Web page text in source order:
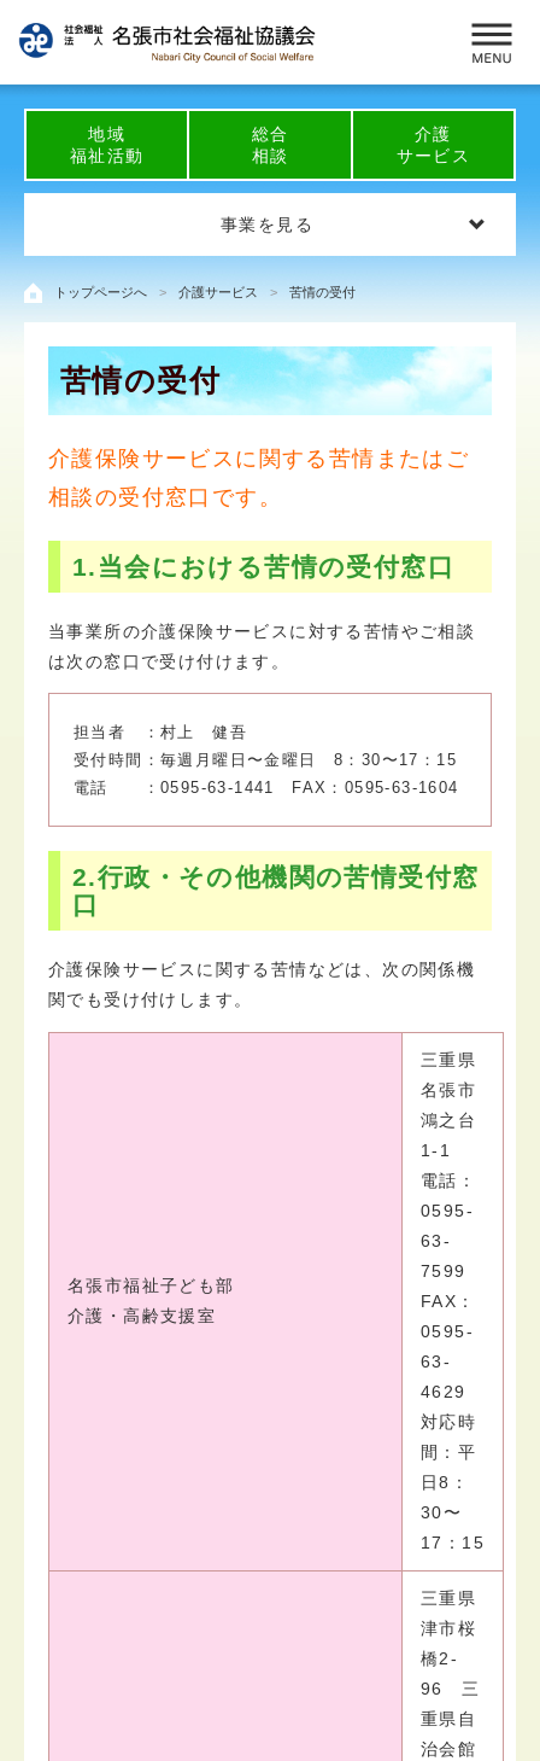
地域
福祉活動
総合
相談
介護
サービス
事業を見る
トップページへ 介護サービス 苦情の受付
苦情の受付
介護保険サービスに関する苦情またはご
相談の受付窓口です。
1.当会における苦情の受付窓口
当事業所の介護保険サービスに対する苦情やご相談
は次の窓口で受け付けます。
担当者 ：村上 健吾
受付時間：毎週月曜日〜金曜日 8：30〜17：15
電話 ：0595-63-1441 FAX：0595-63-1604
2.行政・その他機関の苦情受付窓
口
介護保険サービスに関する苦情などは、次の関係機
関でも受け付けします。
名張市福祉子ども部
介護・高齢支援室
三重県
名張市
鴻之台
1-1
電話：
0595-
63-
7599
FAX：
0595-
63-
4629
対応時
間：平
日8：
30〜
17：15
三重県
津市桜
橋2-
96 三
重県自
治会館